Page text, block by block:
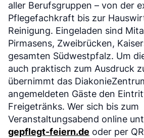
aller Berufsgruppen – von der
Pflegefachkraft bis zur
Reinigung. Eingeladen sind
Pirmasens, Zweibrücken,
gesamten Südwestpfalz. Um
auch praktisch zum Ausdruck
übernimmt das
angemeldeten Gäste den
Freigetränks. Wer sich bis zum
Veranstaltungsabend online
gepflegt-feiern.de oder per